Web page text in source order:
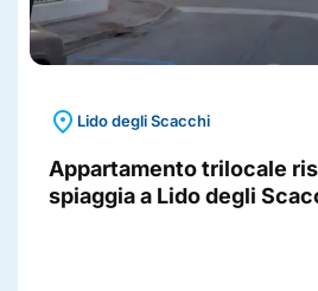
location_on Lido degli Scacchi
Appartamento trilocale
spiaggia a Lido degli